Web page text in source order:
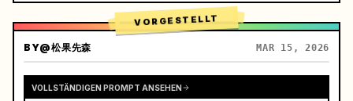
VORGESTELLT
BY@松果先森 MAR 15, 2026
VOLLSTÄNDIGEN PROMPT ANSEHEN